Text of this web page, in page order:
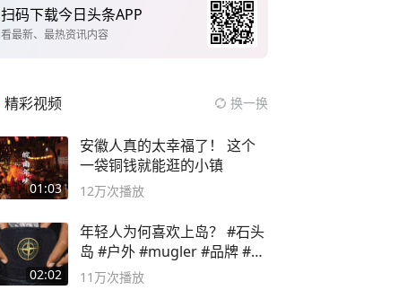
扫码下载今日头条APP
看最新、最热资讯内容
精彩视频 换一换
01:03
安徽人真的太幸福了！ 这个
一袋铜钱就能逛的小镇
12万次播放
02:02
年轻人为何喜欢上岛？ #石头
岛 #户外 #mugler #品牌 #足
球流氓
11万次播放